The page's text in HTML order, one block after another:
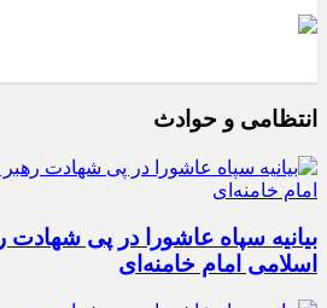
انتظامی و حوادث
بیانیه سپاه عاشورا در پی شهادت
اسلامی امام خامنه‌ای